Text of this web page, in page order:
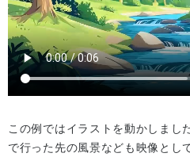
この例ではイラストを動かしまし
で行った先の風景なども映像とし